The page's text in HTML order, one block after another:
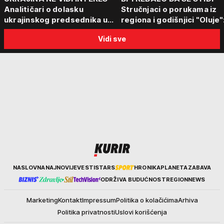
Analitičari o dolasku
ukrajinskog predsednika u
Beograd: "Srbija može da
Stručnjaci o porukama iz
regiona i godišnjici
"Ponos na stradanje je
anticivilizacijska poruka"
Vidi sve
KurirNASLOVNANAJNOVIJEVESTISTARS HRONIKAPLANETAZABAVA
ODRŽIVA BUDUĆNOSTREGIONNEWS
MarketingKontaktImpressumPolitika o kolačićimaArhiva
Politika privatnostiUslovi korišćenja